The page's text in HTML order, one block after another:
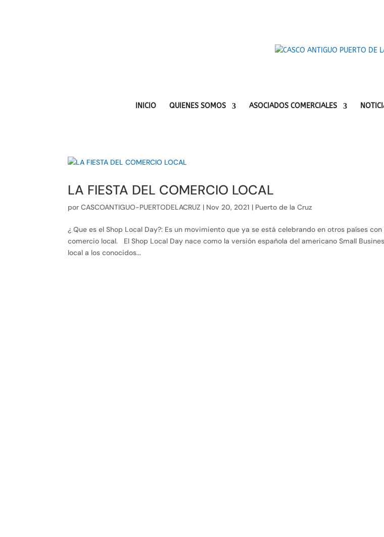
INICIO QUIENES SOMOS ASOCIADOS COMERCIALES
LA FIESTA DEL COMERCIO LOCAL
porCASCOANTIGUO-PUERTODELACRUZ | Nov 20, 2021 | Puerto de la Cruz
¿ Que es el Shop Local Day?: Es un movimiento que ya se está celebrando en otros países
comercio local. El Shop Local Day nace como la versión española del americano Small
local a los conocidos...